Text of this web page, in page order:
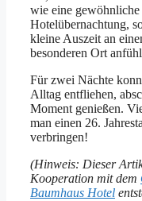
wie eine gewöhnliche
Hotelübernachtung,
kleine Auszeit an
besonderen Ort
Für zwei Nächte
Alltag entfliehen,
Moment genießen.
man einen 26.
verbringen!
(Hinweis: Dieser
Kooperation mit dem
Baumhaus Hotel